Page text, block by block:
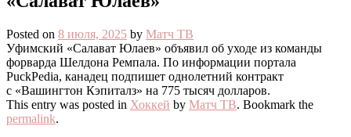
Posted on 8 июля, 2025 by Матч ТВ
Уфимский «Салават Юлаев» объявил об уходе из команды
форварда Шелдона Ремпала. По информации портала
PuckPedia, канадец подпишет однолетний контракт
с «Вашингтон Кэпиталз» на 775 тысяч долларов.
This entry was posted in Хоккей by Матч ТВ. Bookmark the
permalink.